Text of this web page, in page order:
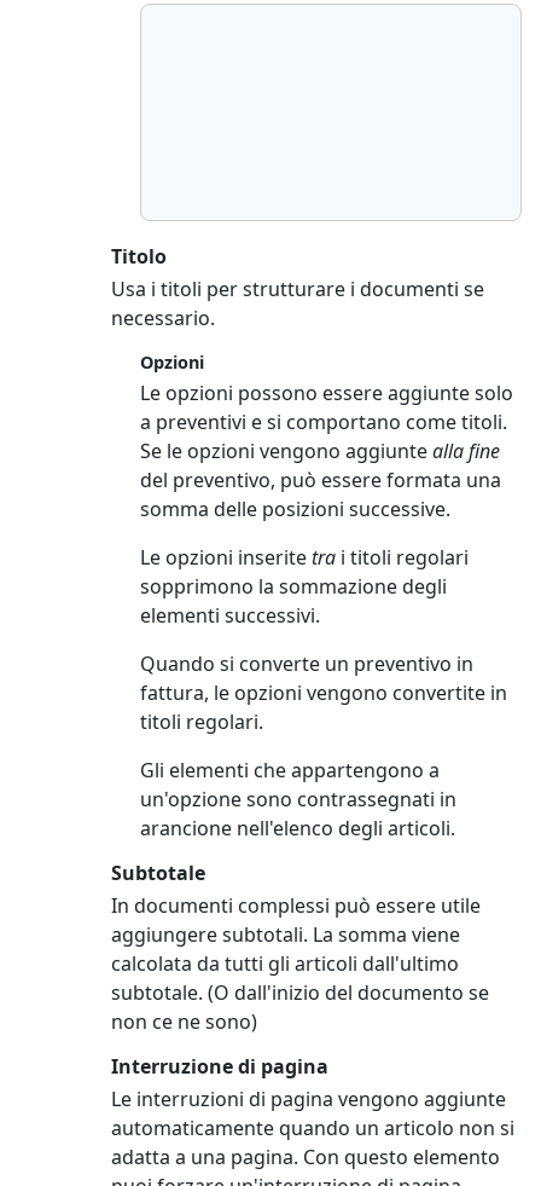
Titolo
Usa i titoli per strutturare i documenti se
necessario.
Opzioni
Le opzioni possono essere aggiunte solo
a preventivi e si comportano come titoli.
Se le opzioni vengono aggiuntealla fine
del preventivo, può essere formata una
somma delle posizioni successive.
Le opzioni inseritetra i titoli regolari
sopprimono la sommazione degli
elementi successivi.
Quando si converte un preventivo in
fattura, le opzioni vengono convertite in
titoli regolari.
Gli elementi che appartengono a
un'opzione sono contrassegnati in
arancione nell'elenco degli articoli.
Subtotale
In documenti complessi può essere utile
aggiungere subtotali. La somma viene
calcolata da tutti gli articoli dall'ultimo
subtotale. (O dall'inizio del documento se
non ce ne sono)
Interruzione di pagina
Le interruzioni di pagina vengono aggiunte
automaticamente quando un articolo non si
adatta a una pagina. Con questo elemento